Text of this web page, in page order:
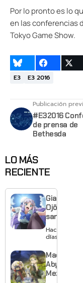
Por lo pronto es lo
en las conferencias
Tokyo Game Show.
E3 E3 2016
Publicación
#E32016
de prensa de
Bethesda
LO MÁS
RECIENTE
Giant
Ojō-
sama
revela
visual y
estreno
para
enero de
Hace 2
días
Made in
Abyss:
Mezameru